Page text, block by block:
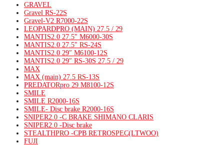
GRAVEL
Gravel RS-22S
Gravel-V2 R7000-22S
LEOPARDPRO (MAIN) 27.5 / 29
MANTIS2.0 27.5″ M6000-30S
MANTIS2.0 27.5″ RS-24S
MANTIS2.0 29″ M6100-12S
MANTIS2.0 29″ RS-30S 27.5 / 29
MAX
MAX (main) 27.5 RS-13S
PREDATORpro 29 M8100-12S
SMILE
SMILE R2000-16S
SMILE- Disc brake R2000-16S
SNIPER2.0 -C BRAKE SHIMANO CLARIS
SNIPER2.0 -Disc brake
STEALTHPRO -CPB RETROSPEC(LTWOO)
FUJI